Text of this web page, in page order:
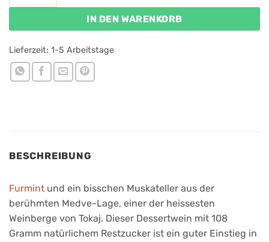
IN DEN WARENKORB
Lieferzeit: 1-5 Arbeitstage
BESCHREIBUNG
Furmint und ein bisschen Muskateller aus der
berühmten Medve-Lage, einer der heissesten
Weinberge von Tokaj. Dieser Dessertwein mit 108
Gramm natürlichem Restzucker ist ein guter Einstieg in